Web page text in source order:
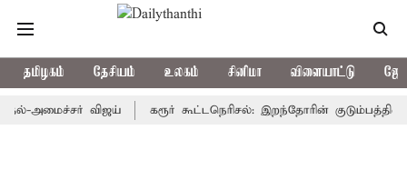
தமிழகம் தேசியம் உலகம் சினிமா விளையாட்டு
அமைச்சர் விஜய் கரூர் கூட்டநெரிசல்: இறந்தோரின்